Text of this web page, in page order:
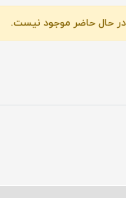
در حال حاضر موجود نیست.